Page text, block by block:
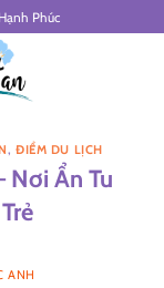
Phúc
,ĐIỂM DU LỊCH
Nơi Ẩn Tu
ANH